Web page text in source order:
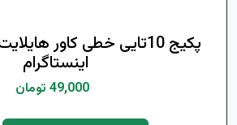
پکیج 10تایی خطی کاور
اینستاگرام
49,000 تومان